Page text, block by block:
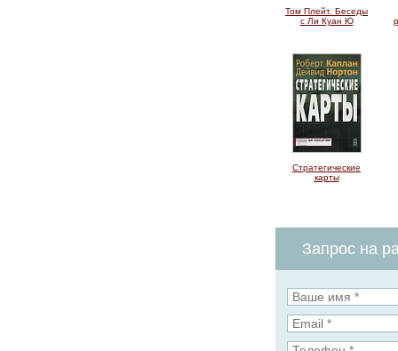
Том Плейт. Беседы
с Ли Куан Ю
Стратегические
карты
Запрос на